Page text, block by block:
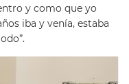
y como que yo
iba y venía, estaba